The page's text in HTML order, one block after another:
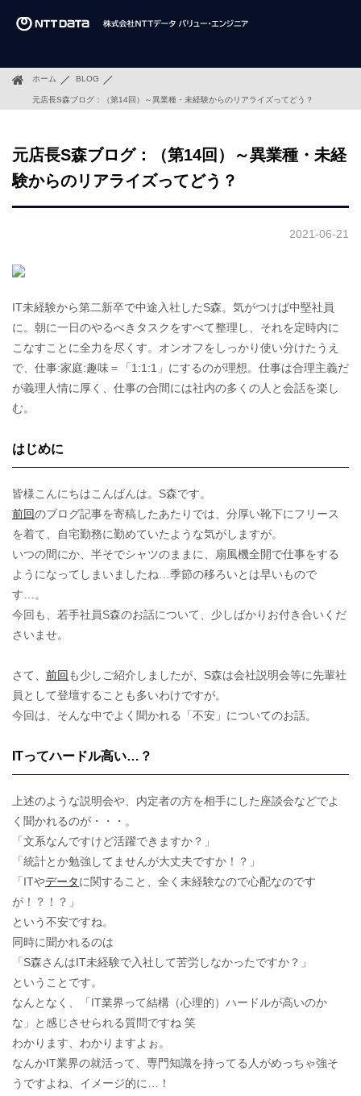
ホーム BLOG
元店長S森ブログ：（第14回）～異業種・未経験からのリアライズってどう？
元店長S森ブログ：（第14回）～異業種・未経
験からのリアライズってどう？
2021-06-21
IT未経験から第二新卒で中途入社したS森。気がつけば中堅社員
に。朝に一日のやるべきタスクをすべて整理し、それを定時内に
こなすことに全力を尽くす。オンオフをしっかり使い分けたうえ
で、仕事:家庭:趣味＝「1:1:1」にするのが理想。仕事は合理主義だ
が義理人情に厚く、仕事の合間には社内の多くの人と会話を楽し
む。
はじめに
皆様こんにちはこんばんは。S森です。
前回のブログ記事を寄稿したあたりでは、分厚い靴下にフリース
を着て、自宅勤務に勤めていたような気がしますが。
いつの間にか、半そでシャツのままに、扇風機全開で仕事をする
ようになってしまいましたね…季節の移ろいとは早いもので
す…。
今回も、若手社員S森のお話について、少しばかりお付き合いくだ
さいませ。
さて、 前回 も少しご紹介しましたが、S森は会社説明会等に先輩社
員として登壇することも多いわけですが。
今回は、そんな中でよく聞かれる「不安」についてのお話。
ITってハードル高い…？
上述のような説明会や、内定者の方を相手にした座談会などでよ
く聞かれるのが・・・。
「文系なんですけど活躍できますか？」
「統計とか勉強してませんが大丈夫ですか！？」
「ITやデータに関すること、全く未経験なので心配なのです
が！？！？」
という不安ですね。
同時に聞かれるのは
「S森さんはIT未経験で入社して苦労しなかったですか？」
ということです。
なんとなく、「IT業界って結構（心理的）ハードルが高いのか
な」と感じさせられる質問ですね 笑
わかります、わかりますよぉ。
なんかIT業界の就活って、専門知識を持ってる人がめっちゃ強そ
うですよね、イメージ的に…！